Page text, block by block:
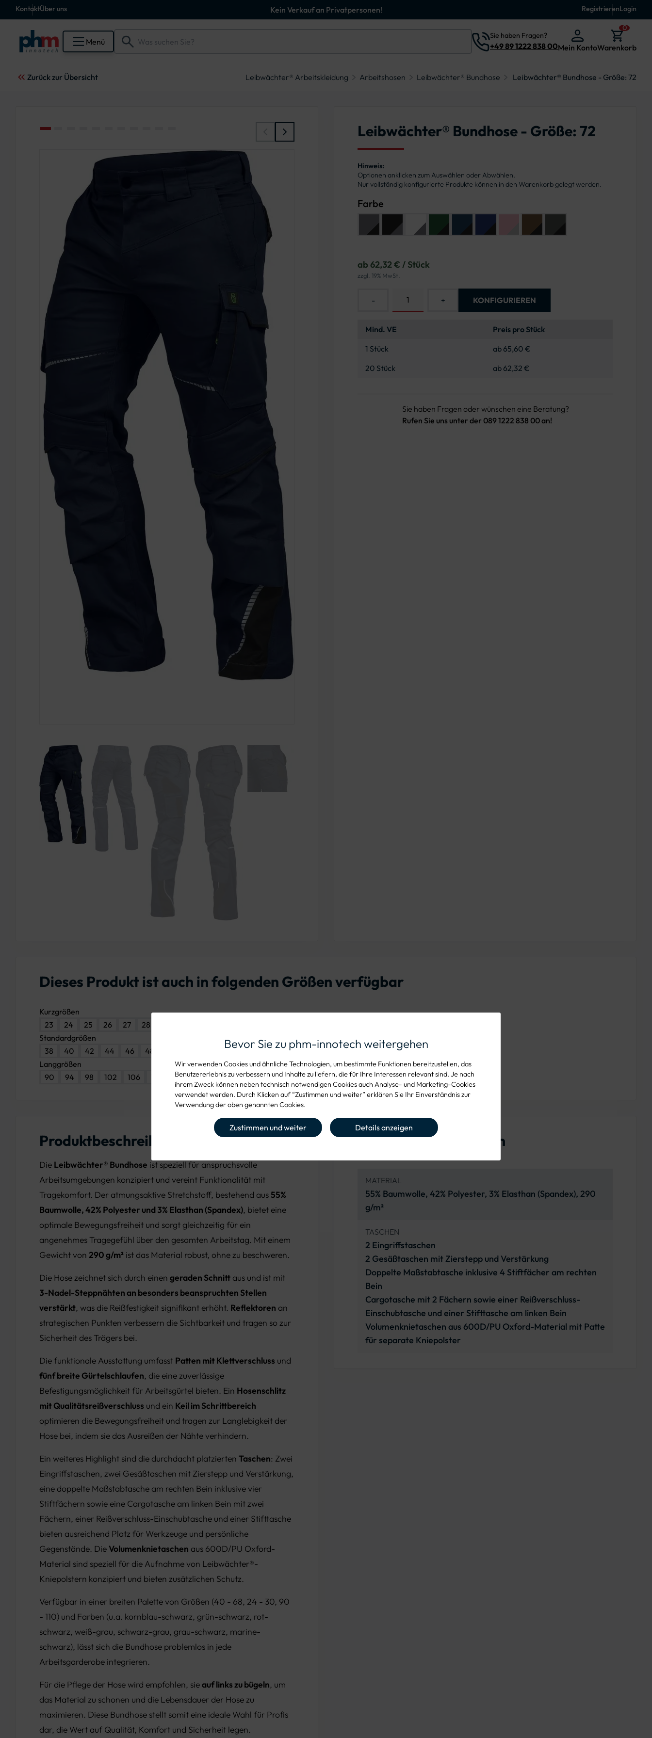
KontaktÜber uns Kein Verkauf an Privatpersonen! RegistrierenLogin
Menü
Sie haben Fragen?
+49 89 1222 838 00Mein Konto
0
Warenkorb
Zurück zur Übersicht Leibwächter® Arbeitskleidung Arbeitshosen Leibwächter® Bundhose Leibwächter® Bundhose - Größe: 72
Bevor Sie zu phm-innotech weitergehen
Wir verwenden Cookies und ähnliche Technologien, um bestimmte Funktionen bereitzustellen, das
Benutzererlebnis zu verbessern und Inhalte zu liefern, die für Ihre Interessen relevant sind. Je nach
ihrem Zweck können neben technisch notwendigen Cookies auch Analyse- und Marketing-Cookies
verwendet werden. Durch Klicken auf “Zustimmen und weiter” erklären Sie Ihr Einverständnis zur
Verwendung der oben genannten Cookies.
Zustimmen und weiter Details anzeigen
Leibwächter® Bundhose - Größe: 72
Hinweis:
Optionen anklicken zum Auswählen oder Abwählen.
Nur vollständig konfigurierte Produkte können in den Warenkorb gelegt werden.
Farbe
ab 62,32 € / Stück
zzgl. 19% MwSt.
- + KONFIGURIEREN
Mind. VE
Preis pro Stück
1 Stück
ab 65,60 €
20 Stück
ab 62,32 €
Sie haben Fragen oder wünschen eine Beratung?
Rufen Sie uns unter der 089 1222 838 00 an!
Dieses Produkt ist auch in folgenden Größen verfügbar
Kurzgrößen
23
24 25 26 27 28
Standardgrößen
38
40 42 44 46 48 56 58 60 62 64 66 68
70
Langgrößen
90
94 98 102 106 110 114
Produktbeschreibung
Die Leibwächter® Bundhose ist speziell für anspruchsvolle
Arbeitsumgebungen konzipiert und vereint Funktionalität mit
Tragekomfort. Der atmungsaktive Stretchstoff, bestehend aus55%
Baumwolle, 42% Polyester und 3% Elasthan (Spandex), bietet eine
optimale Bewegungsfreiheit und sorgt gleichzeitig für ein
angenehmes Tragegefühl über den gesamten Arbeitstag. Mit einem
Gewicht von 290 g/m² ist das Material robust, ohne zu beschweren.
Die Hose zeichnet sich durch einen geraden Schnitt aus und ist mit
3-Nadel-Steppnähten an besonders beanspruchten Stellen
verstärkt, was die Reißfestigkeit signifikant erhöht. Reflektoren an
strategischen Punkten verbessern die Sichtbarkeit und tragen so zur
Sicherheit des Trägers bei.
Die funktionale Ausstattung umfasst Patten mit Klettverschluss und
fünf breite Gürtelschlaufen, die eine zuverlässige
Befestigungsmöglichkeit für Arbeitsgürtel bieten. Ein Hosenschlitz
mit Qualitätsreißverschluss und ein Keil im Schrittbereich
optimieren die Bewegungsfreiheit und tragen zur Langlebigkeit der
Hose bei, indem sie das Ausreißen der Nähte verhindern.
Ein weiteres Highlight sind die durchdacht platzierten Taschen: Zwei
Eingriffstaschen, zwei Gesäßtaschen mit Zierstepp und Verstärkung,
eine doppelte Maßstabtasche am rechten Bein inklusive vier
Stiftfächern sowie eine Cargotasche am linken Bein mit zwei
Fächern, einer Reißverschluss-Einschubtasche und einer Stifttasche
bieten ausreichend Platz für Werkzeuge und persönliche
Gegenstände. Die Volumenknietaschen aus 600D/PU Oxford-
Material sind speziell für die Aufnahme von Leibwächter®-
Kniepolstern konzipiert und bieten zusätzlichen Schutz.
Verfügbar in einer breiten Palette von Größen (40 - 68, 24 - 30, 90
- 110) und Farben (u.a. kornblau-schwarz, grün-schwarz, rot-
schwarz, weiß-grau, schwarz-grau, grau-schwarz, marine-
schwarz), lässt sich die Bundhose problemlos in jede
Arbeitsgarderobe integrieren.
Für die Pflege der Hose wird empfohlen, sieauf links zu bügeln, um
das Material zu schonen und die Lebensdauer der Hose zu
maximieren. Diese Bundhose stellt somit eine ideale Wahl für Profis
dar, die Wert auf Qualität, Komfort und Sicherheit legen.
Produkteigenschaften
MATERIAL
55% Baumwolle, 42% Polyester, 3% Elasthan (Spandex), 290
g/m²
TASCHEN
2 Eingriffstaschen
2 Gesäßtaschen mit Zierstepp und Verstärkung
Doppelte Maßstabtasche inklusive 4 Stiftfächer am rechten
Bein
Cargotasche mit 2 Fächern sowie einer Reißverschluss-
Einschubtasche und einer Stifttasche am linken Bein
Volumenknietaschen aus 600D/PU Oxford-Material mit Patte
für separate Kniepolster